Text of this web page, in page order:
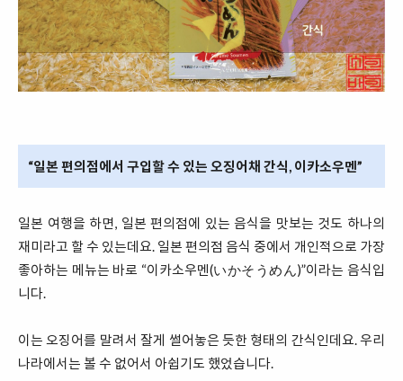
“일본 편의점에서 구입할 수 있는 오징어채 간식, 이카소우멘”
일본 여행을 하면, 일본 편의점에 있는 음식을 맛보는 것도 하나의
재미라고 할 수 있는데요. 일본 편의점 음식 중에서 개인적으로 가장
좋아하는 메뉴는 바로 “이카소우멘(いかそうめん)”이라는 음식입
니다.
이는 오징어를 말려서 잘게 썰어놓은 듯한 형태의 간식인데요. 우리
나라에서는 볼 수 없어서 아쉽기도 했었습니다.